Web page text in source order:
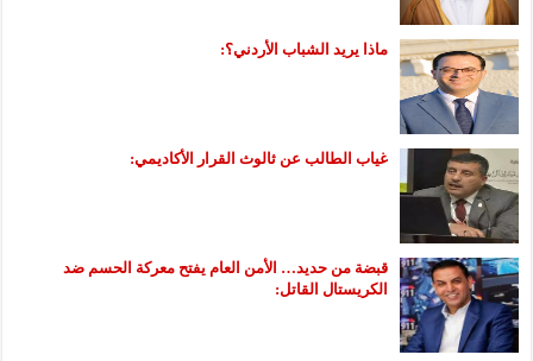
ماذا يريد الشباب الأردني؟:
غياب الطالب عن ثالوث القرار الأكاديمي:
قبضة من حديد… الأمن العام يفتح معركة الحسم ضد
الكريستال القاتل: